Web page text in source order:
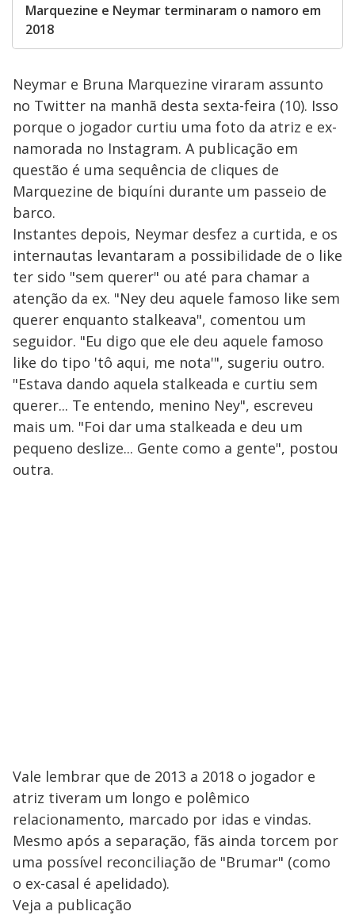
Marquezine e Neymar terminaram o namoro em
2018
Neymar e Bruna Marquezine viraram assunto
no Twitter na manhã desta sexta-feira (10). Isso
porque o jogador curtiu uma foto da atriz e ex-
namorada no Instagram. A publicação em
questão é uma sequência de cliques de
Marquezine de biquíni durante um passeio de
barco.
Instantes depois, Neymar desfez a curtida, e os
internautas levantaram a possibilidade de o like
ter sido "sem querer" ou até para chamar a
atenção da ex. "Ney deu aquele famoso like sem
querer enquanto stalkeava", comentou um
seguidor. "Eu digo que ele deu aquele famoso
like do tipo 'tô aqui, me nota'", sugeriu outro.
"Estava dando aquela stalkeada e curtiu sem
querer... Te entendo, menino Ney", escreveu
mais um. "Foi dar uma stalkeada e deu um
pequeno deslize... Gente como a gente", postou
outra.
Vale lembrar que de 2013 a 2018 o jogador e
atriz tiveram um longo e polêmico
relacionamento, marcado por idas e vindas.
Mesmo após a separação, fãs ainda torcem por
uma possível reconciliação de "Brumar" (como
o ex-casal é apelidado).
Veja a publicação